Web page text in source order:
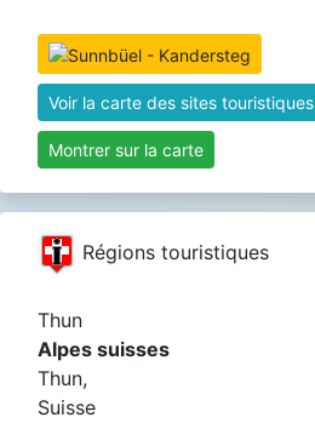
Voir la carte des sites touristiques
Montrer sur la carte
Régions touristiques
Thun
Alpes suisses
Thun,
Suisse